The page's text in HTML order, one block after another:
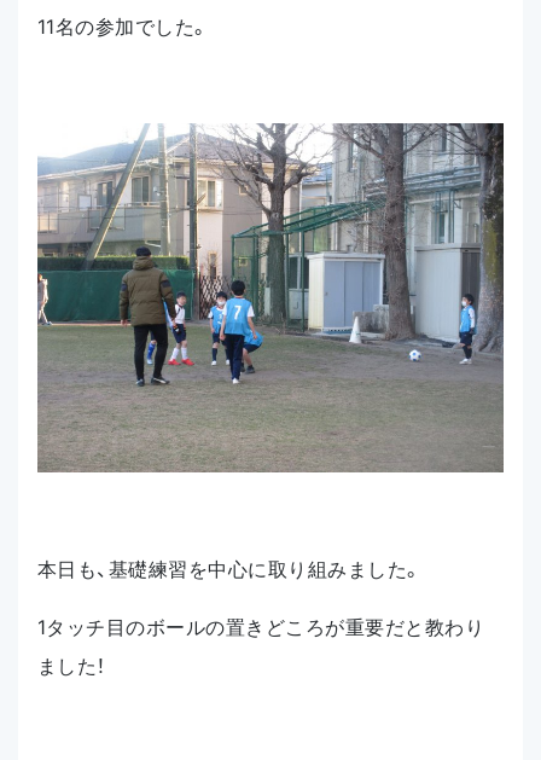
11名の参加でした。
本日も、基礎練習を中心に取り組みました。
1タッチ目のボールの置きどころが重要だと教わり
ました！